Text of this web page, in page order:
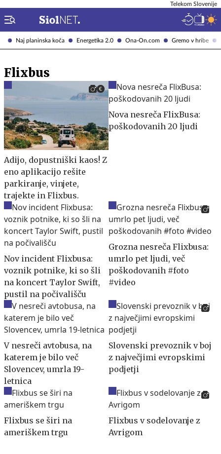
Naj planinska koča Energetika 2.0 Ona-On.com Gremo v hribe
Telekom Slovenije
Flixbus
Adijo, dopustniški kaos! Z
eno aplikacijo rešite
parkiranje, vinjete,
trajekte in Flixbus.
Nova nesreča FlixBusa:
poškodovanih 20 ljudi
Nov incident Flixbusa:
voznik potnike, ki so šli
na koncert Taylor Swift,
pustil na počivališču
Grozna nesreča Flixbusa:
umrlo pet ljudi, več
poškodovanih #foto
#video
V nesreči avtobusa, na
katerem je bilo več
Slovencev, umrla 19-
letnica
Slovenski prevoznik v boj
z največjimi evropskimi
podjetji
Flixbus se širi na
ameriškem trgu
Flixbus v sodelovanje z
Avrigom